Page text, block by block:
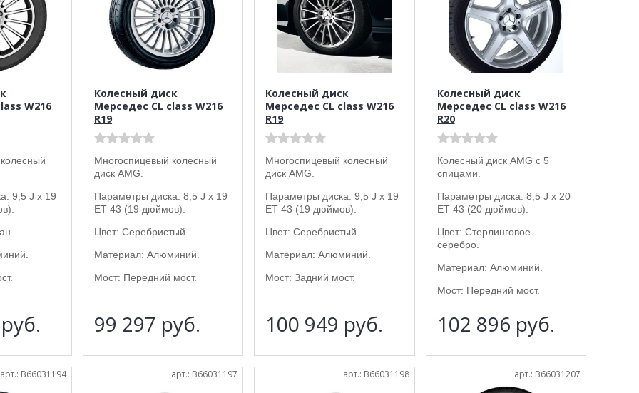
W216
9,5 J x 19
руб.
Колесный диск
Мерседес CL class W216
R19
Многоспицевый колесный
диск AMG.
Параметры диска: 8,5 J x 19
ET 43 (19 дюймов).
Цвет: Серебристый.
Материал: Алюминий.
Мост: Передний мост.
99 297 руб.
Колесный диск
Мерседес CL class W216
R19
Многоспицевый колесный
диск AMG.
Параметры диска: 9,5 J x 19
ET 43 (19 дюймов).
Цвет: Серебристый.
Материал: Алюминий.
Мост: Задний мост.
100 949 руб.
Колесный диск
Мерседес CL class W216
R20
Колесный диск AMG с 5
спицами.
Параметры диска: 8,5 J x 20
ET 43 (20 дюймов).
Цвет: Стерлинговое
серебро.
Материал: Алюминий.
Мост: Передний мост.
102 896 руб.
арт.: B66031194 арт.: B66031197 арт.: B66031198 арт.: B66031207